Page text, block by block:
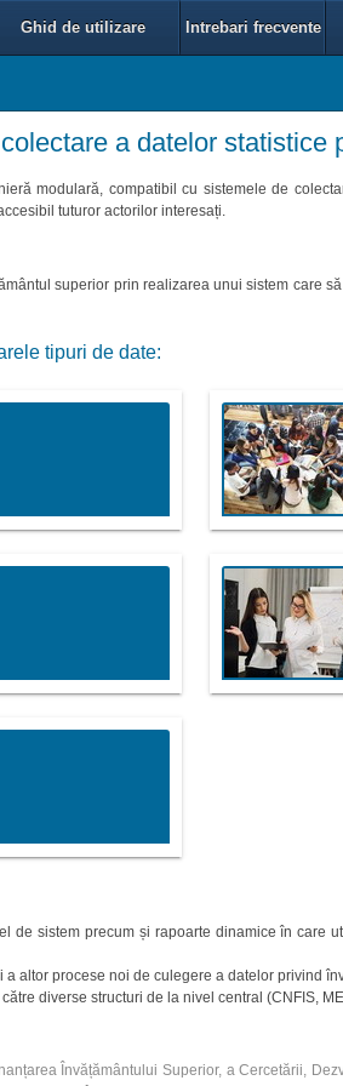
Ghid de utilizare Intrebari frecvente
a datelor statistice
modulară, compatibil cu sistemele de
tuturor actorilor interesați.
superior prin realizarea unui sistem care
tipuri de date:
de sistem precum și rapoarte dinamice în
altor procese noi de culegere a datelor privind
diverse structuri de la nivel central (CNFIS,
Învățământului Superior, a Cercetării,